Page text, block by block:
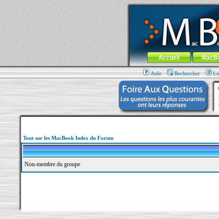
MacBook-fr.com : 100% Apple... 100%
Aller au contenu-Aller au menu
Menu général
Accueil
Aide Rechercher
Tout sur les MacBook Index du Forum
Non-membre du groupe